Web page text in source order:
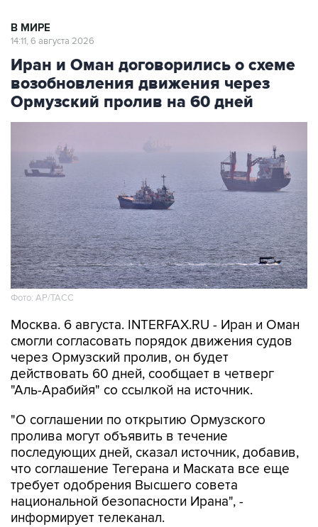
В МИРЕ
14:11, 6 августа 2026
Иран и Оман договорились о схеме
возобновления движения через
Ормузский пролив на 60 дней
Фото: AP/ТАСС
Москва. 6 августа. INTERFAX.RU - Иран и Оман
смогли согласовать порядок движения судов
через Ормузский пролив, он будет
действовать 60 дней, сообщает в четверг
"Аль-Арабийя" со ссылкой на источник.
"О соглашении по открытию Ормузского
пролива могут объявить в течение
последующих дней, сказал источник, добавив,
что соглашение Тегерана и Маската все еще
требует одобрения Высшего совета
национальной безопасности Ирана", -
информирует телеканал.